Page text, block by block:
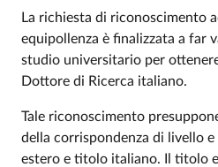
La richiesta di riconoscimento
equipollenza è finalizzata a far
studio universitario per
Dottore di Ricerca italiano.
Tale riconoscimento
della corrispondenza di livello
estero e titolo italiano. Il titolo